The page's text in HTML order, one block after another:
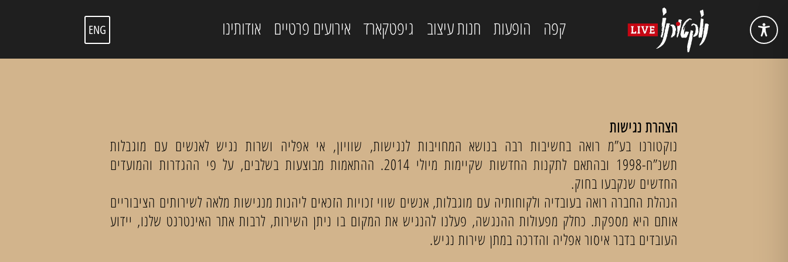
ENG קפה הופעות חנות עיצוב גיפטקארד אירועים פרטיים אודותינו
הצהרת נגישות
נוקטורנו בע”מ רואה בחשיבות רבה בנושא המחויבות לנגישות, שוויון, אי אפליה ושרות נגיש לאנשים עם מוגבלות
תשנ”ח-1998 ובהתאם לתקנות החדשות שקיימות מיולי 2014. ההתאמות מבוצעות בשלבים, על פי ההגדרות והמועדים
החדשים שנקבעו בחוק.
הנהלת החברה רואה בעובדיה ולקוחותיה עם מוגבלות, אנשים שווי זכויות הזכאים ליהנות מנגישות מלאה לשירותים הציבוריים
אותם היא מספקת. כחלק מפעולות ההנגשה, פעלנו להנגיש את המקום בו ניתן השירות, לרבות אתר האינטרנט שלנו, יידוע
העובדים בדבר איסור אפליה והדרכה במתן שירות נגיש.